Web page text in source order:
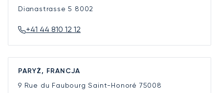
Dianastrasse 5 8002
+41 44 810 12 12
PARYŻ, FRANCJA
9 Rue du Faubourg Saint-Honoré 75008